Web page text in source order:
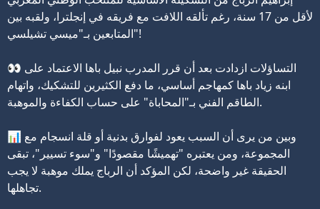
لأقل من 17 سنة، رغم تألقه اللافت مع فريقه في إنجلترا، ولقبه بين
المتابعين بـ"ميسي تشيلسي"!
👀 التساؤلات ازدادت بعد أن قرر المدرب نبيل باها الاعتماد على
ابنه زياد باها كمهاجم أساسي، ما دفع الكثيرين للتشكيك، واتهام
الطاقم الفني بـ"المحاباة" على حساب الكفاءة والموهبة.
📊 وبين من يرى أن السبب يعود لفوارق بدنية أو قلة انسجام مع
المجموعة، ومن يعتبره "تهميشًا مقصودًا" و"سوء تسيير"، تبقى
الحقيقة غير واضحة، لكن المؤكد أن الرباج يملك موهبة لا يجب
تجاهلها.